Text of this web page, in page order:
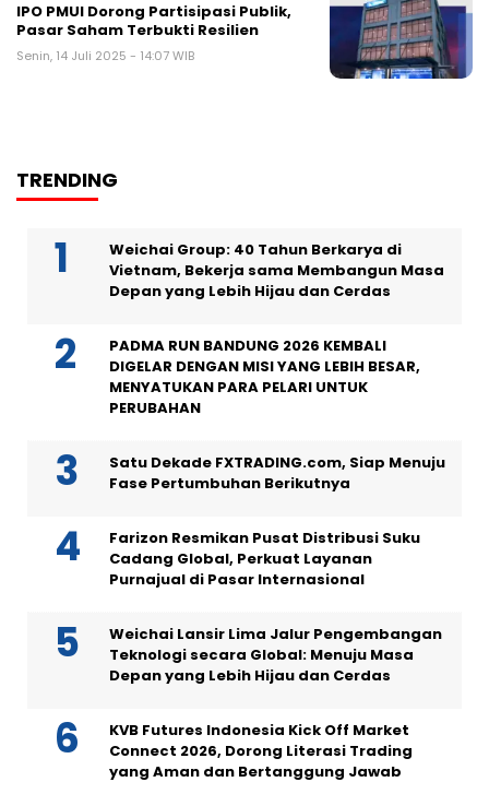
IPO PMUI Dorong Partisipasi Publik,
Pasar Saham Terbukti Resilien
Senin, 14 Juli 2025 - 14:07 WIB
TRENDING
Weichai Group: 40 Tahun Berkarya di
Vietnam, Bekerja sama Membangun Masa
Depan yang Lebih Hijau dan Cerdas
PADMA RUN BANDUNG 2026 KEMBALI
DIGELAR DENGAN MISI YANG LEBIH BESAR,
MENYATUKAN PARA PELARI UNTUK
PERUBAHAN
Satu Dekade FXTRADING.com, Siap Menuju
Fase Pertumbuhan Berikutnya
Farizon Resmikan Pusat Distribusi Suku
Cadang Global, Perkuat Layanan
Purnajual di Pasar Internasional
Weichai Lansir Lima Jalur Pengembangan
Teknologi secara Global: Menuju Masa
Depan yang Lebih Hijau dan Cerdas
KVB Futures Indonesia Kick Off Market
Connect 2026, Dorong Literasi Trading
yang Aman dan Bertanggung Jawab